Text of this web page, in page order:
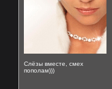
Слёзы вместе, смех
пополам)))